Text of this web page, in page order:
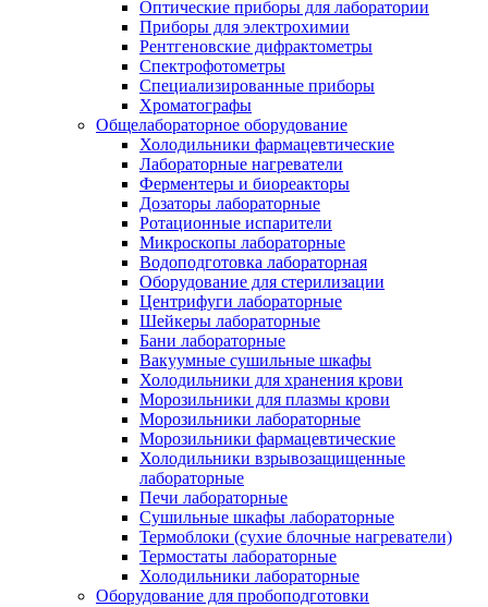
Оптические приборы для лаборатории
Приборы для электрохимии
Рентгеновские дифрактометры
Спектрофотометры
Специализированные приборы
Хроматографы
Общелабораторное оборудование
Холодильники фармацевтические
Лабораторные нагреватели
Ферментеры и биореакторы
Дозаторы лабораторные
Ротационные испарители
Микроскопы лабораторные
Водоподготовка лабораторная
Оборудование для стерилизации
Центрифуги лабораторные
Шейкеры лабораторные
Бани лабораторные
Вакуумные сушильные шкафы
Холодильники для хранения крови
Морозильники для плазмы крови
Морозильники лабораторные
Морозильники фармацевтические
Холодильники взрывозащищенные
лабораторные
Печи лабораторные
Сушильные шкафы лабораторные
Термоблоки (сухие блочные нагреватели)
Термостаты лабораторные
Холодильники лабораторные
Оборудование для пробоподготовки